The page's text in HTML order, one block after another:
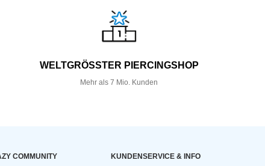
WELTGRÖSSTER PIERCINGSHOP
Mehr als 7 Mio. Kunden
COMMUNITY KUNDEN­SERVICE & INFO